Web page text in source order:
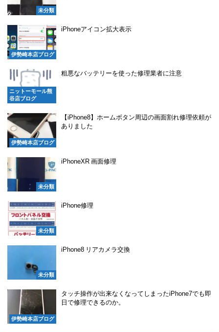
未分類
伊勢崎本店ブログ
iPhoneアイコン拡大表示
ニットーモール熊
谷店ブログ
粗悪なバッテリーを使った修理業者に注意
伊勢崎本店ブログ
【iPhone8】ホームボタン周辺の画面割れ修理依頼が
ありました
未分類
iPhoneXR 画面修理
未分類
iPhone修理
未分類
iPhone8 リアカメラ交換
伊勢崎本店ブログ
タッチ操作が出来なくなってしまったiPhone7でも即
日で修理できるのか。